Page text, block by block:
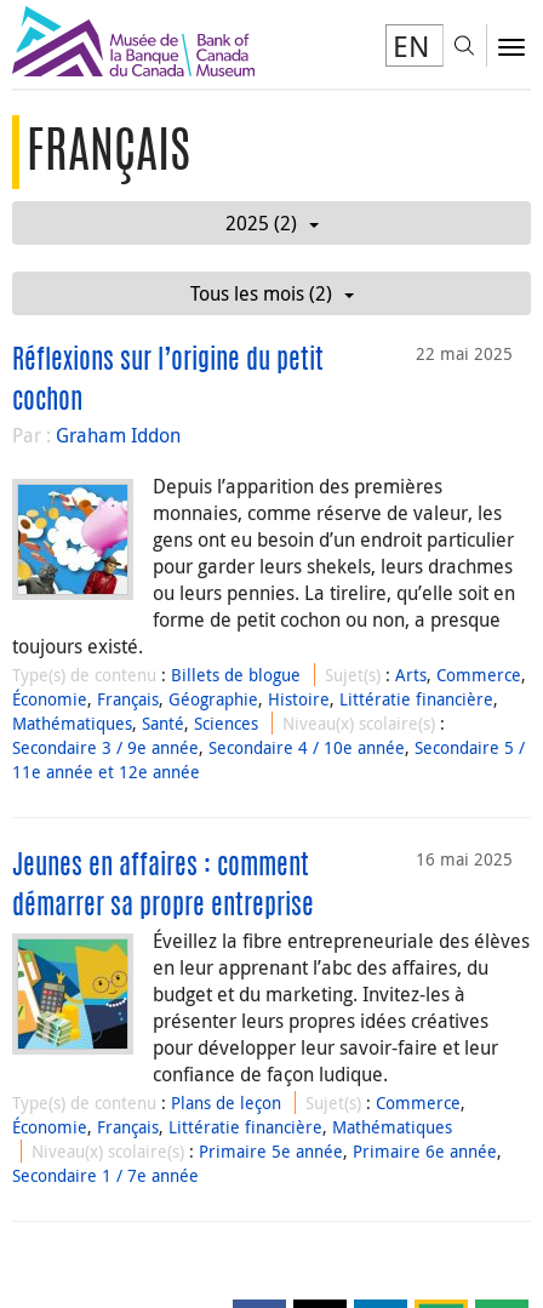
EN
FRANÇAIS
2025 (2)
Tous les mois (2)
22 mai 2025
Réflexions sur l’origine du petit
cochon
Par : Graham Iddon
Depuis l’apparition des premières
monnaies, comme réserve de valeur, les
gens ont eu besoin d’un endroit particulier
pour garder leurs shekels, leurs drachmes
ou leurs pennies. La tirelire, qu’elle soit en
forme de petit cochon ou non, a presque
toujours existé.
Type(s) de contenu : Billets de blogue Sujet(s) :Arts,Commerce,
Économie, Français, Géographie, Histoire, Littératie financière,
Mathématiques, Santé, Sciences Niveau(x) scolaire(s) :
Secondaire 3 / 9e année, Secondaire 4 / 10e année, Secondaire 5 /
11e année et 12e année
16 mai 2025
Jeunes en affaires : comment
démarrer sa propre entreprise
Éveillez la fibre entrepreneuriale des élèves
en leur apprenant l’abc des affaires, du
budget et du marketing. Invitez-les à
présenter leurs propres idées créatives
pour développer leur savoir-faire et leur
confiance de façon ludique.
Type(s) de contenu : Plans de leçon Sujet(s) :Commerce,
Économie, Français, Littératie financière, Mathématiques
Niveau(x) scolaire(s) : Primaire 5e année, Primaire 6e année,
Secondaire 1 / 7e année